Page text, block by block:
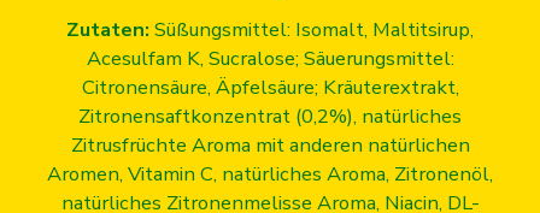
Zutaten:Süßungsmittel: Isomalt, Maltitsirup,
Acesulfam K, Sucralose; Säuerungsmittel:
Citronensäure, Äpfelsäure; Kräuterextrakt,
Zitronensaftkonzentrat (0,2%), natürliches
Zitrusfrüchte Aroma mit anderen natürlichen
Aromen, Vitamin C, natürliches Aroma, Zitronenöl,
natürliches Zitronenmelisse Aroma, Niacin, DL-